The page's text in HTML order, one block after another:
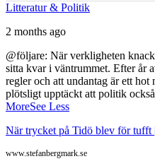
Litteratur & Politik
2 months ago
@följare: När verkligheten
sitta kvar i väntrummet. Efter år
regler och att undantag är ett hot
plötsligt upptäckt att politik
MoreSee Less
När trycket på Tidö blev för tufft
www.stefanbergmark.se